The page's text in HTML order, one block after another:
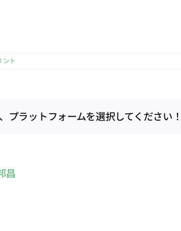
ント
プラットフォームを選択してください！
昌